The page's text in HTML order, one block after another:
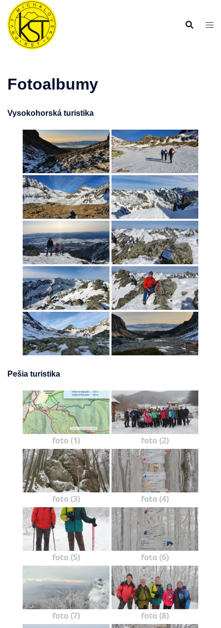
Preskočiť
obsah
Fotoalbumy
Vysokohorská turistika
Pešia turistika
foto (1) foto (2)
foto (3) foto (4)
foto (5) foto (6)
foto (7) foto (8)